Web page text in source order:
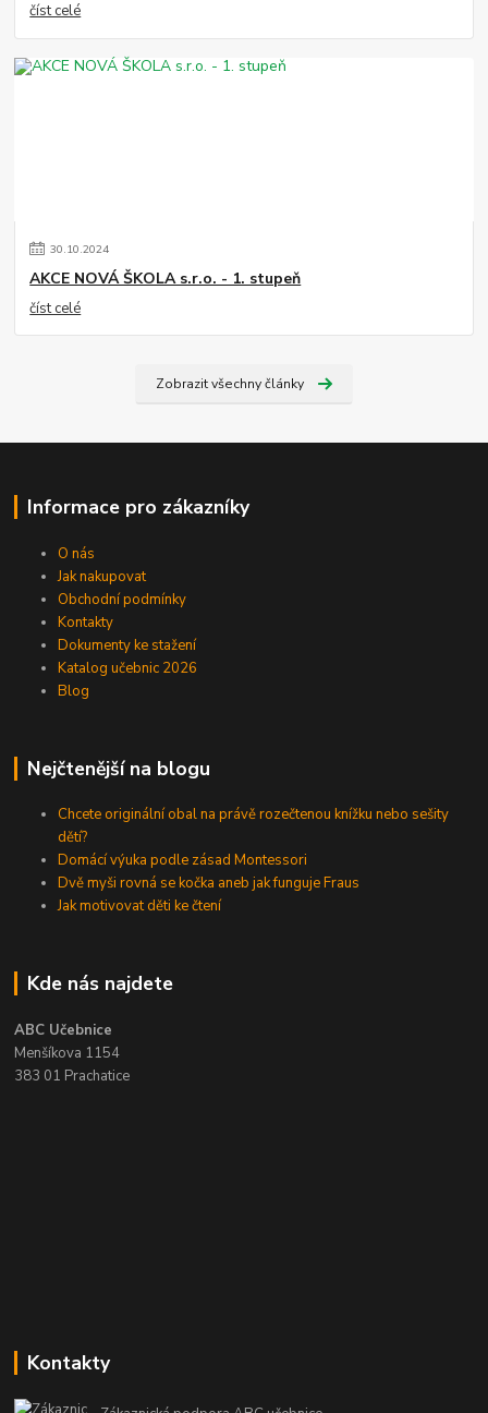
číst celé
30.10.2024
AKCE NOVÁ ŠKOLA s.r.o. - 1. stupeň
číst celé
Zobrazit všechny články
Informace pro zákazníky
O nás
Jak nakupovat
Obchodní podmínky
Kontakty
Dokumenty ke stažení
Katalog učebnic 2026
Blog
Nejčtenější na blogu
Chcete originální obal na právě rozečtenou knížku nebo sešity
dětí?
Domácí výuka podle zásad Montessori
Dvě myši rovná se kočka aneb jak funguje Fraus
Jak motivovat děti ke čtení
Kde nás najdete
ABC Učebnice
Menšíkova 1154
383 01 Prachatice
Kontakty